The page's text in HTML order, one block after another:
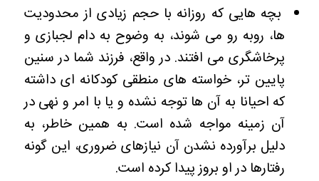
بچه هایی که روزانه با حجم زیادی از محدودیت
ها، روبه رو می شوند، به وضوح به دام لجبازی و
پرخاشگری می افتند. در واقع، فرزند شما در سنین
پایین تر، خواسته های منطقی کودکانه ای داشته
که احیانا به آن ها توجه نشده و یا با امر و نهی در
آن زمینه مواجه شده است. به همین خاطر، به
دلیل برآورده نشدن آن نیازهای ضروری، این گونه
رفتارها در او بروز پیدا کرده است.